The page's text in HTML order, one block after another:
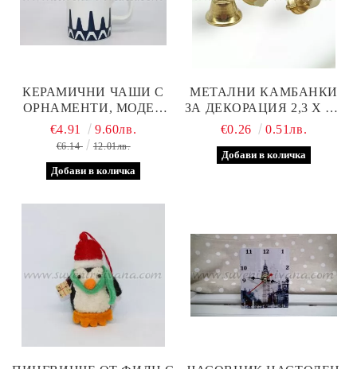
КЕРАМИЧНИ ЧАШИ С
ОРНАМЕНТИ, МОДЕЛ
ТРИ
€4.91 9.60лв.
€6.14 12.01лв.
МЕТАЛНИ КАМБАНКИ
ЗА ДЕКОРАЦИЯ 2,3 Х 2,6
СМ
€0.26 0.51лв.